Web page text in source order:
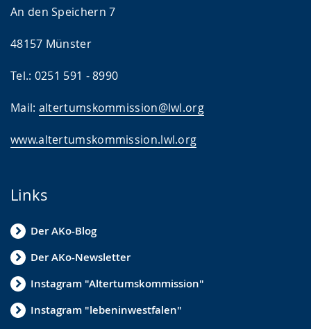
An den Speichern 7
48157 Münster
Tel.: 0251 591 - 8990
Mail: altertumskommission@lwl.org
www.altertumskommission.lwl.org
Links
Der AKo-Blog
Der AKo-Newsletter
Instagram "Altertumskommission"
Instagram "lebeninwestfalen"